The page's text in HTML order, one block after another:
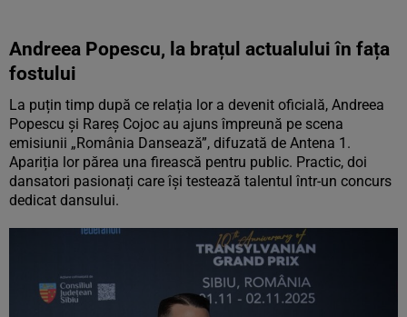
Andreea Popescu, la brațul actualului în fața
fostului
La puțin timp după ce relația lor a devenit oficială, Andreea
Popescu și Rareș Cojoc au ajuns împreună pe scena
emisiunii „România Dansează”, difuzată de Antena 1.
Apariția lor părea una firească pentru public. Practic, doi
dansatori pasionați care își testează talentul într-un concurs
dedicat dansului.